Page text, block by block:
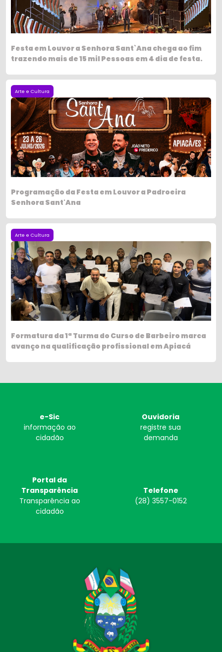
Festa em Louvor a Senhora Sant`Ana chega ao fim
trazendo mais de 15 mil Pessoas em 4 dia de festa.
Arte e Cultura
Programação da Festa em Louvor a Padroeira
Senhora Sant'Ana
Arte e Cultura
Formatura da 1ª Turma do Curso de Barbeiro marca
avanço na qualificação profissional em Apiacá
e-Sic
informação ao
cidadão
Ouvidoria
registre sua
demanda
Portal da
Transparência
Transparência ao
cidadão
Telefone
(28) 3557-0152